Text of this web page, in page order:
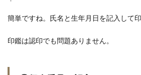
簡単ですね。氏名と生年月日を記入して印
印鑑は認印でも問題ありません。